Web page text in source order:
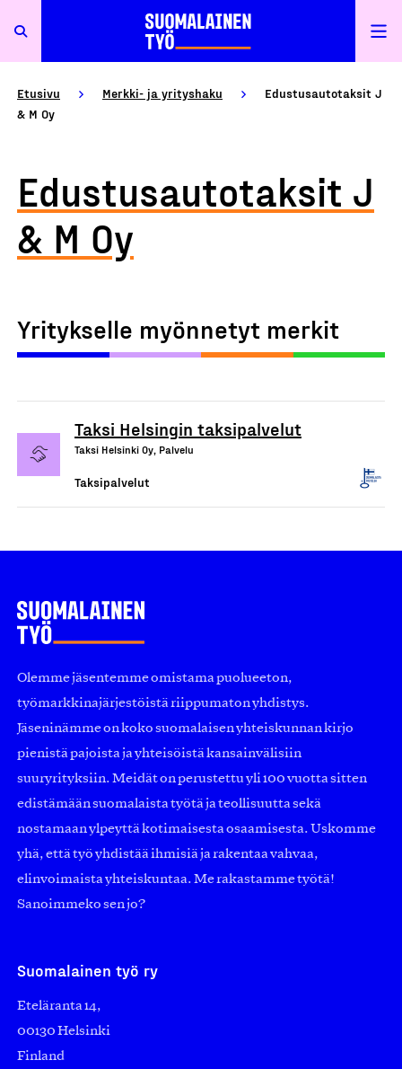
Etusivu Merkki- ja yrityshaku
Edustusautotaksit J
& M Oy
Edustusautotaksit J
& M Oy
Yritykselle myönnetyt merkit
Taksi Helsingin taksipalvelut
Taksi Helsinki Oy, Palvelu
Taksipalvelut
Olemme jäsentemme omistama puolueeton,
työmarkkinajärjestöistä riippumaton yhdistys.
Jäseninämme on koko suomalaisen yhteiskunnan kirjo
pienistä pajoista ja yhteisöistä kansainvälisiin
suuryrityksiin. Meidät on perustettu yli 100 vuotta sitten
edistämään suomalaista työtä ja teollisuutta sekä
nostamaan ylpeyttä kotimaisesta osaamisesta. Uskomme
yhä, että työ yhdistää ihmisiä ja rakentaa vahvaa,
elinvoimaista yhteiskuntaa. Me rakastamme työtä!
Sanoimmeko sen jo?
Suomalainen työ ry
Eteläranta 14,
00130 Helsinki
Finland